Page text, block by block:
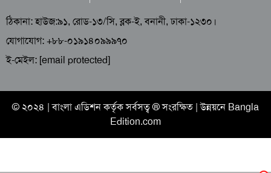
ঠিকানা: হাউজ:৯১, রোড-১৩/সি, ব্লক-ই, বনানী, ঢাকা-১২৩০।
যোগাযোগ: +৮৮-০১৯১৪০৯৯৯৭০
ই-মেইল: [email protected]
© ২০২৪ |বাংলা এডিশনকর্তৃক সর্বসত্ব ® সংরক্ষিত | উন্নয়নে Bangla
Edition.com